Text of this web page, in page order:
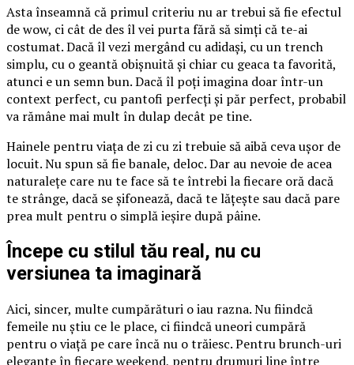
Asta înseamnă că primul criteriu nu ar trebui să fie efectul
de wow, ci cât de des îl vei purta fără să simți că te-ai
costumat. Dacă îl vezi mergând cu adidași, cu un trench
simplu, cu o geantă obișnuită și chiar cu geaca ta favorită,
atunci e un semn bun. Dacă îl poți imagina doar într-un
context perfect, cu pantofi perfecți și păr perfect, probabil
va rămâne mai mult în dulap decât pe tine.
Hainele pentru viața de zi cu zi trebuie să aibă ceva ușor de
locuit. Nu spun să fie banale, deloc. Dar au nevoie de acea
naturalețe care nu te face să te întrebi la fiecare oră dacă
te strânge, dacă se șifonează, dacă te lățește sau dacă pare
prea mult pentru o simplă ieșire după pâine.
Începe cu stilul tău real, nu cu
versiunea ta imaginară
Aici, sincer, multe cumpărături o iau razna. Nu fiindcă
femeile nu știu ce le place, ci fiindcă uneori cumpără
pentru o viață pe care încă nu o trăiesc. Pentru brunch-uri
elegante în fiecare weekend, pentru drumuri line între